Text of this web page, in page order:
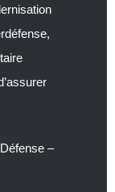
–